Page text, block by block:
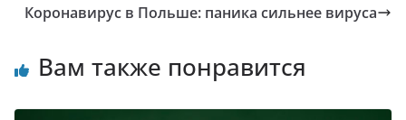
Коронавирус в Польше: паника сильнее вируса
Вам также понравится